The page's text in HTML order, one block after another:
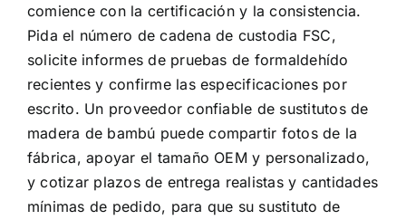
comience con la certificación y la consistencia.
Pida el número de cadena de custodia FSC,
solicite informes de pruebas de formaldehído
recientes y confirme las especificaciones por
escrito. Un proveedor confiable de sustitutos de
madera de bambú puede compartir fotos de la
fábrica, apoyar el tamaño OEM y personalizado,
y cotizar plazos de entrega realistas y cantidades
mínimas de pedido, para que su sustituto de